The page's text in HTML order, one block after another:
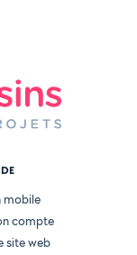
mobile
compte
site web